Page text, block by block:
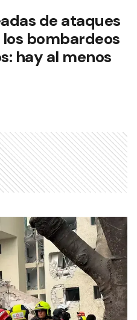
de ataques
bombardeos
hay al menos